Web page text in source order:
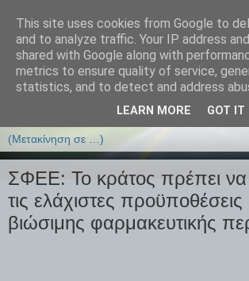
ΒΙΟΛΟΓΙΑonline.gr
Online Μαθήματα Βιολογίας
ΣΦΕΕ: Το κράτος πρέπει να
τις ελάχιστες προϋποθέσεις
βιώσιμης φαρμακευτικής
This site uses cookies from Google to
and to analyze traffic. Your IP address
shared with Google along with
metrics to ensure quality of service,
statistics, and to detect and address
LEARN MORE GOT IT